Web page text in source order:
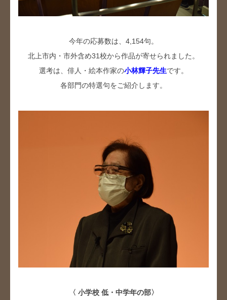
今年の応募数は、4,154句。
北上市内・市外含め31校から作品が寄せられました。
選考は、俳人・絵本作家の小林輝子先生です。
各部門の特選句をご紹介します。
〈 小学校 低・中学年の部〉